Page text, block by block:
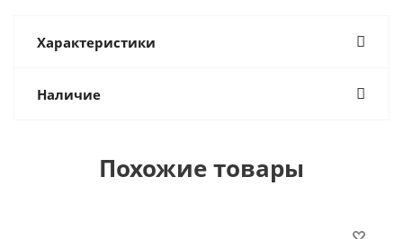
Характеристики
Наличие
Похожие товары